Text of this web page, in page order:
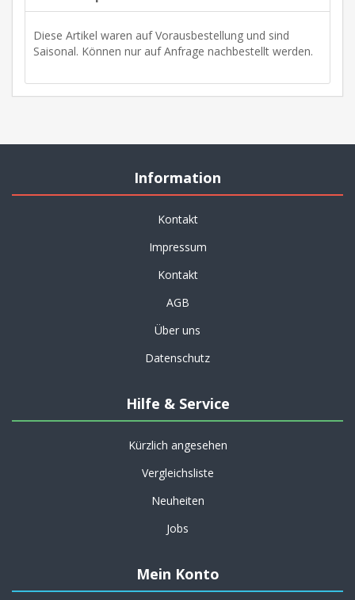
Diese Artikel waren auf Vorausbestellung und sind
Saisonal. Können nur auf Anfrage nachbestellt werden.
Information
Kontakt
Impressum
Kontakt
AGB
Über uns
Datenschutz
Hilfe & Service
Kürzlich angesehen
Vergleichsliste
Neuheiten
Jobs
Mein Konto